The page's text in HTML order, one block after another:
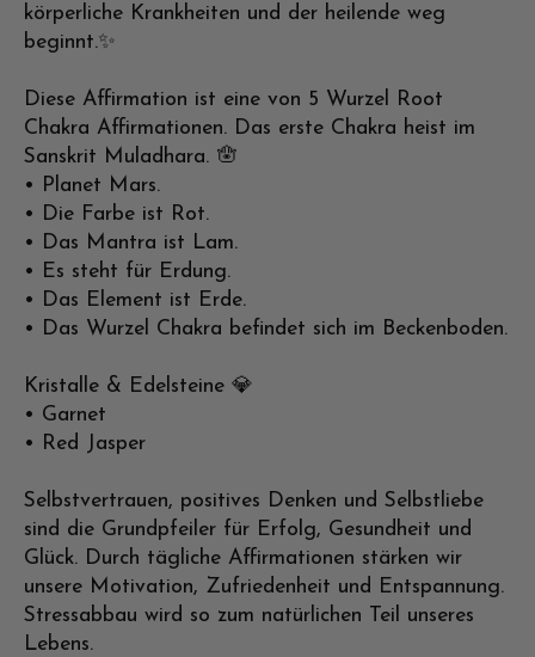
körperliche Krankheiten und der heilende weg
beginnt.✨
Diese Affirmation ist eine von 5 Wurzel Root
Chakra Affirmationen. Das erste Chakra heist im
Sanskrit Muladhara. 🪬
• Planet Mars.
• Die Farbe ist Rot.
• Das Mantra ist Lam.
• Es steht für Erdung.
• Das Element ist Erde.
• Das Wurzel Chakra befindet sich im Beckenboden.
Kristalle & Edelsteine 💎
• Garnet
• Red Jasper
Selbstvertrauen, positives Denken und Selbstliebe
sind die Grundpfeiler für Erfolg, Gesundheit und
Glück. Durch tägliche Affirmationen stärken wir
unsere Motivation, Zufriedenheit und Entspannung.
Stressabbau wird so zum natürlichen Teil unseres
Lebens.